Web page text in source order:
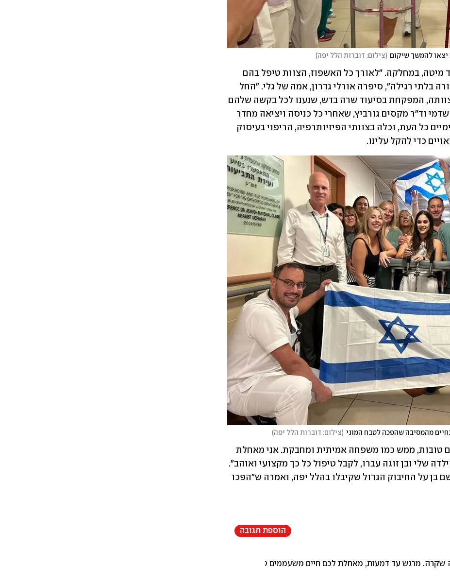
יצאו להמשך שיקום (צילום: דוברות הלל יפה)
כדי להקל עלינו.
מהמסיבה שהפכה לטבח המוני (צילום: דוברות הלל יפה)
הוספת תגובה
שקרה. מרגש עד דמעות, מאחלת לכם חיים משעממים טובים. שיהיה לכם שפע של אהבה, ברכה והצלחה בכל מה שתעשו מעתה ועד